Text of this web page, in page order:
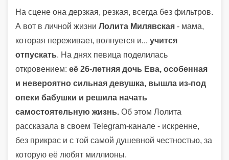
На сцене она дерзкая, резкая, всегда без фильтров.
А вот в личной жизни Лолита Милявская - мама,
которая переживает, волнуется и... учится
отпускать. На днях певица поделилась
откровением: её 26-летняя дочь Ева, особенная
и невероятно сильная девушка, вышла из-под
опеки бабушки и решила начать
самостоятельную жизнь. Об этом Лолита
рассказала в своем Telegram-канале - искренне,
без прикрас и с той самой душевной честностью, за
которую её любят миллионы.